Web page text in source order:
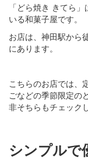
「どら焼き きてら
いる和菓子屋です。
お店は、神田駅から
にあります。
こちらのお店では、
ごなどの季節限定の
非そちらもチェック
シンプルで